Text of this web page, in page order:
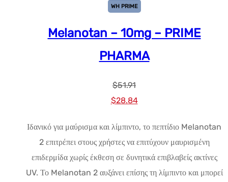
WH PRIME
Melanotan – 10mg – PRIME
PHARMA
$51.91
Αρχική
$51.91.
$28.84Η
τιμή
είναι:
$28.84.
Ιδανικό για μαύρισμα και λίμπιντο, το πεπτίδιο Melanotan
2 επιτρέπει στους χρήστες να επιτύχουν μαυρισμένη
επιδερμίδα χωρίς έκθεση σε δυνητικά επιβλαβείς ακτίνες
UV. Το Melanotan 2 αυξάνει επίσης τη λίμπιντο και μπορεί